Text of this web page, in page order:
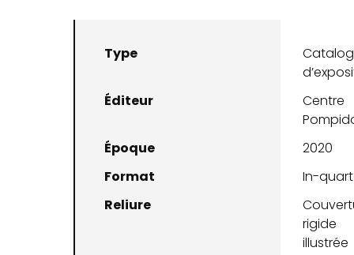
Type
Éditeur
Centre
Époque
2020
Format
In-
Reliure
rigide
illustrée